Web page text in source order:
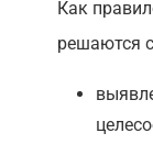
Как
решаются